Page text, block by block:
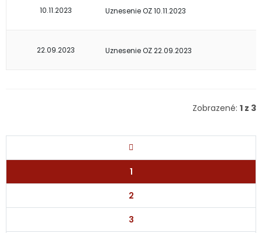
10.11.2023 Uznesenie OZ 10.11.2023
22.09.2023 Uznesenie OZ 22.09.2023
Zobrazené: 1 z 3
1
2
3